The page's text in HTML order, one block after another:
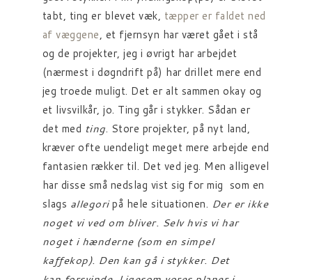
tabt, ting er blevet væk, tæpper er faldet ned
af væggene, et fjernsyn har været gået i stå
og de projekter, jeg i øvrigt har arbejdet
(nærmest i døgndrift på) har drillet mere end
jeg troede muligt. Det er alt sammen okay og
et livsvilkår, jo. Ting går i stykker. Sådan er
det med ting. Store projekter, på nyt land,
kræver ofte uendeligt meget mere arbejde end
fantasien rækker til. Det ved jeg. Men alligevel
har disse små nedslag vist sig for mig som en
slags allegoripå hele situationen. Der er ikke
noget vi ved om bliver. Selv hvis vi har
noget i hænderne (som en simpel
kaffekop). Den kan gå i stykker. Det